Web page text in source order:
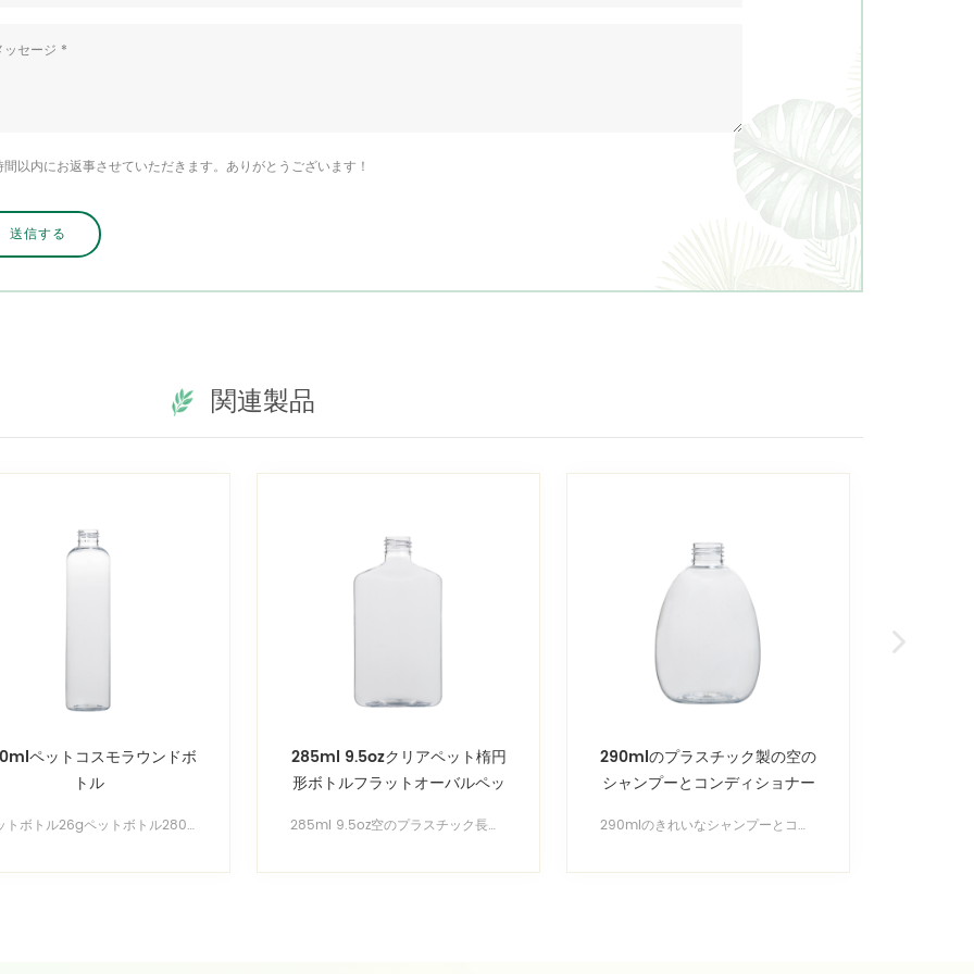
以内にお返事させていただきます。ありがとうございます！
関連製品
ペットコスモラウンドボ
トル
ペットボトル26gペットボトル280mlプラスチッククリアコスモ アンバーコスモラウンドボトル、コバルトブルーコスモラウンドボトルと他の色でホット販売 より多くのシリンダーボトル、ボストンラウンドボトル、コスモラウンドボトルおよび他の形状を見る 無料のカスタムボトルの成形デザインのためにお問い合わせください！
285ml 9.5ozクリアペット楕円
形ボトルフラットオーバルペッ
285ml 9.5oz空のプラスチック長方形ボトルメーカー 7.3×3.9×13.9cmの測定で、25g シャンプーボトル、ローションボトル、エッセンシャルオイルボトルのフルサイズ 無料カスタムボトル成形ソリューションのお問い合わせ
290mlのプラスチック製の空の
シャンプーとコンディショナー
290mlのきれいなシャンプーとコンディショナーの瓶メーカー フルサイズのシャンプーボトル、ローションボトル、エッセンシャルオイルボトル。 無料カスタムボトル成形ソリューションのお問い合わせ